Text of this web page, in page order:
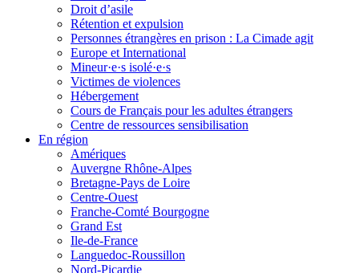
Droit d’asile
Rétention et expulsion
Personnes étrangères en prison : La Cimade agit
Europe et International
Mineur·e·s isolé·e·s
Victimes de violences
Hébergement
Cours de Français pour les adultes étrangers
Centre de ressources sensibilisation
En région
Amériques
Auvergne Rhône-Alpes
Bretagne-Pays de Loire
Centre-Ouest
Franche-Comté Bourgogne
Grand Est
Ile-de-France
Languedoc-Roussillon
Nord-Picardie